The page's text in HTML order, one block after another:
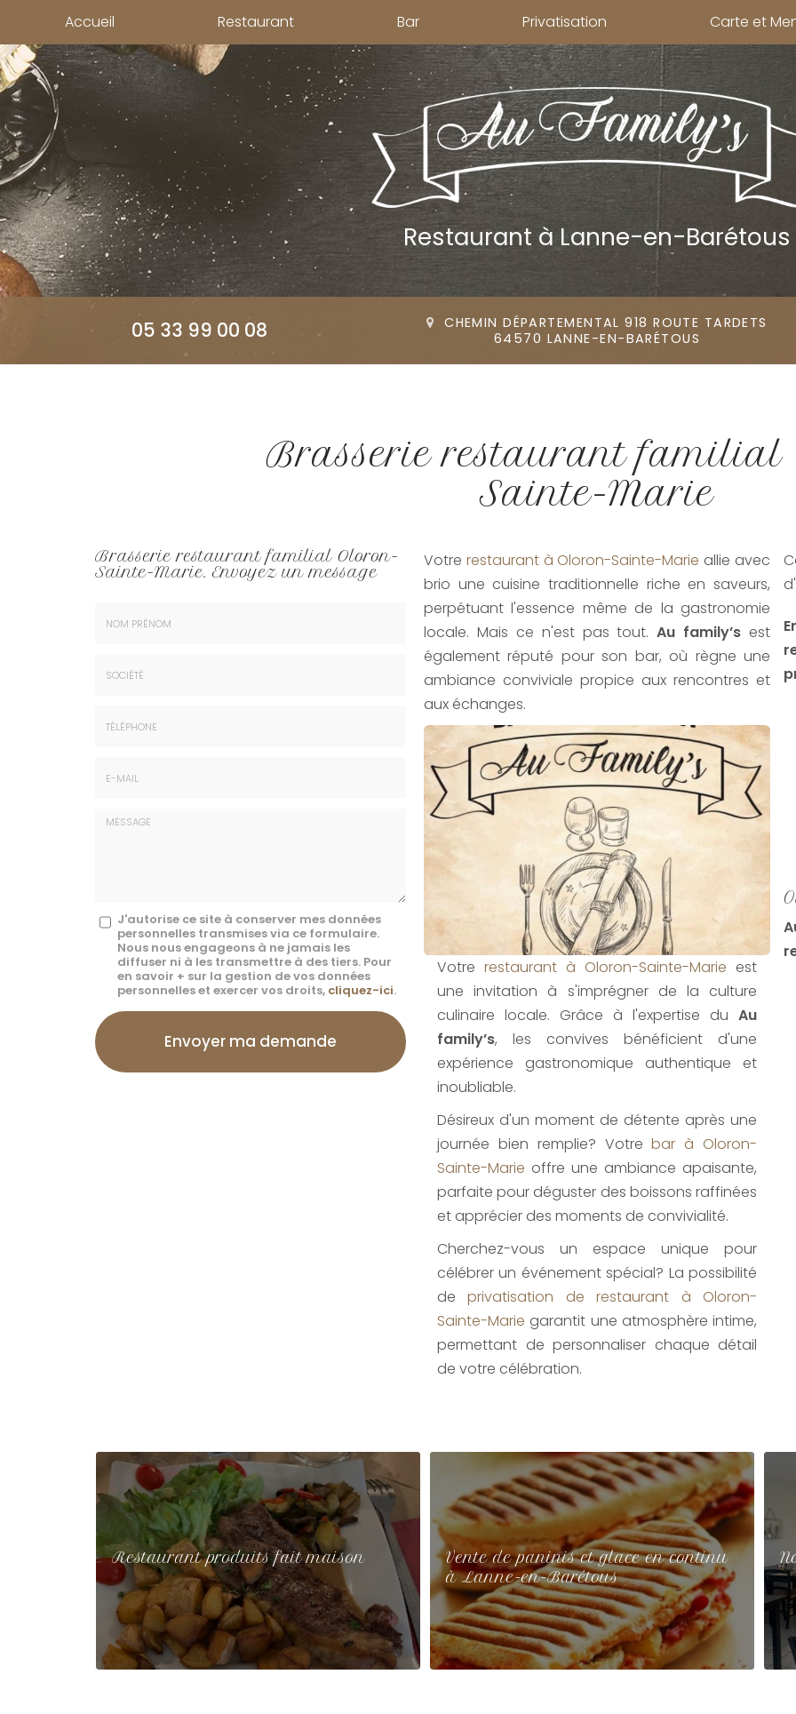
contenu
principal
Accueil Restaurant Bar Privatisation Carte et
Restaurant à Lanne-en-Barétous
05 33 99 00 08
CHEMIN DÉPARTEMENTAL 918 ROUTE TARDETS
64570 LANNE-EN-BARÉTOUS
Brasserie restaurant familial
Sainte-Marie
Brasserie restaurant familial Oloron-
Sainte-Marie.Envoyez un message
Message
J'autorise ce site à conserver mes données
personnelles transmises via ce formulaire.
Nous nous engageons à ne jamais les
diffuser ni à les transmettre à des tiers. Pour
en savoir + sur la gestion de vos données
personnelles et exercer vos droits, cliquez-ici.
Acceptation
RGPD
*
Envoyer ma demande
Votre restaurant à Oloron-Sainte-Marie allie avec
brio une cuisine traditionnelle riche en saveurs,
perpétuant l'essence même de la gastronomie
locale. Mais ce n'est pas tout.Au family’s est
également réputé pour son bar, où règne une
ambiance conviviale propice aux rencontres et
aux échanges.
Votre restaurant à Oloron-Sainte-Marie est
une invitation à s'imprégner de la culture
culinaire locale. Grâce à l'expertise du Au
family’s, les convives bénéficient d'une
expérience gastronomique authentique et
inoubliable.
Désireux d'un moment de détente après une
journée bien remplie? Votrebar à Oloron-
Sainte-Marie offre une ambiance apaisante,
parfaite pour déguster des boissons raffinées
et apprécier des moments de convivialité.
Cherchez-vous un espace unique pour
célébrer un événement spécial? La possibilité
deprivatisation de restaurant à Oloron-
Sainte-Marie garantit une atmosphère intime,
permettant de personnaliser chaque détail
de votre célébration.
Restaurant produits fait maison
Vente de paninis et glace en continu
à Lanne-en-Barétous